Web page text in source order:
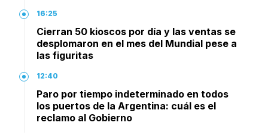
16:25
Cierran 50 kioscos por día y las ventas se
desplomaron en el mes del Mundial pese a
las figuritas
12:40
Paro por tiempo indeterminado en todos
los puertos de la Argentina: cuál es el
reclamo al Gobierno